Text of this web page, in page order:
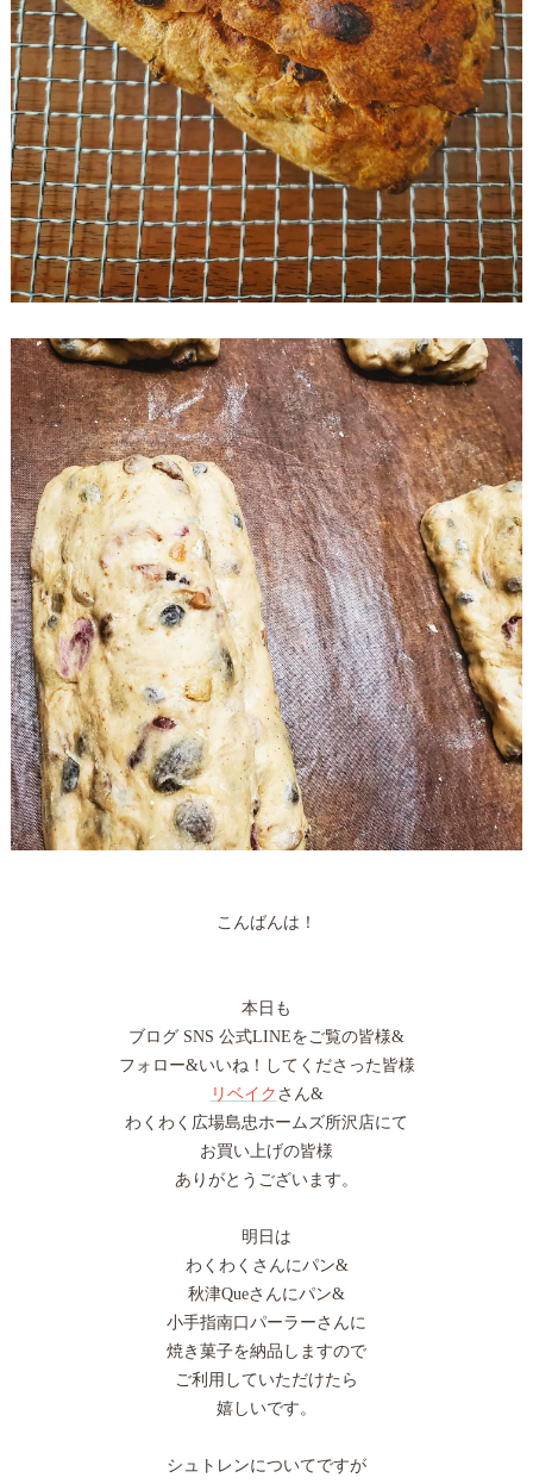
こんばんは！
本日も
ブログ SNS 公式LINEをご覧の皆様&
フォロー&いいね！してくださった皆様
リベイク さん&
わくわく広場島忠ホームズ所沢店にて
お買い上げの皆様
ありがとうございます。
明日は
わくわくさんにパン&
秋津Queさんにパン&
小手指南口パーラーさんに
焼き菓子を納品しますので
ご利用していただけたら
嬉しいです。
シュトレンについてですが